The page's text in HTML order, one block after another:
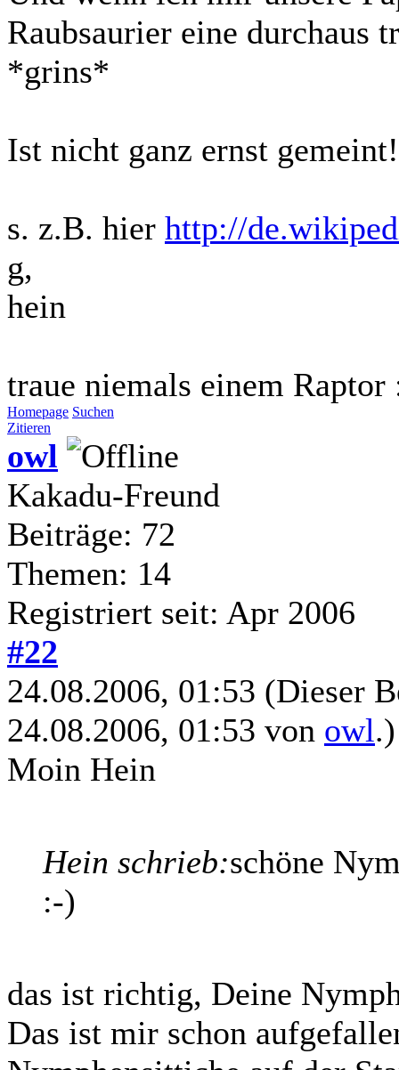
Raubsaurier eine durchaus
*grins*
Ist nicht ganz ernst
s. z.B. hier http://
g,
hein
traue niemals einem Raptor
Homepage Suchen
Zitieren
owl
Kakadu-Freund
Beiträge: 72
Themen: 14
Registriert seit: Apr 2006
#22
24.08.2006, 01:53 (Dieser
24.08.2006, 01:53 von owl.)
Moin Hein
Hein schrieb:schöne
:-)
das ist richtig, Deine
Das ist mir schon